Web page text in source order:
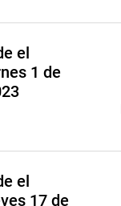
el
1 de
el
17 de